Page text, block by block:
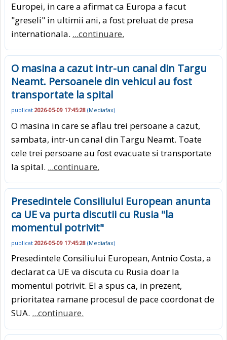
Europei, in care a afirmat ca Europa a facut
"greseli" in ultimii ani, a fost preluat de presa
internationala. ...continuare.
O masina a cazut intr-un canal din Targu
Neamt. Persoanele din vehicul au fost
transportate la spital
publicat 2026-05-09 17:45:28 (Mediafax)
O masina in care se aflau trei persoane a cazut,
sambata, intr-un canal din Targu Neamt. Toate
cele trei persoane au fost evacuate si transportate
la spital. ...continuare.
Presedintele Consiliului European anunta
ca UE va purta discutii cu Rusia "la
momentul potrivit"
publicat 2026-05-09 17:45:28 (Mediafax)
Presedintele Consiliului European, Antnio Costa, a
declarat ca UE va discuta cu Rusia doar la
momentul potrivit. El a spus ca, in prezent,
prioritatea ramane procesul de pace coordonat de
SUA. ...continuare.